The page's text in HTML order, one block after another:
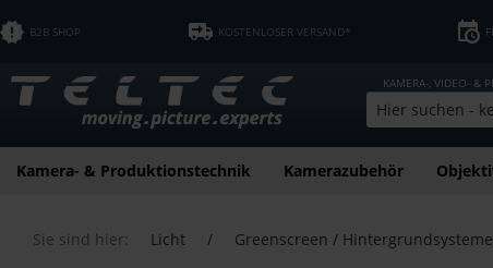
B2B SHOP KOSTENLOSER VERSAND*
KAMERA-, VIDEO- &
Kamera- & Produktionstechnik Kamerazubehör
Sie sind hier: Licht / Greenscreen / Hintergrundsysteme